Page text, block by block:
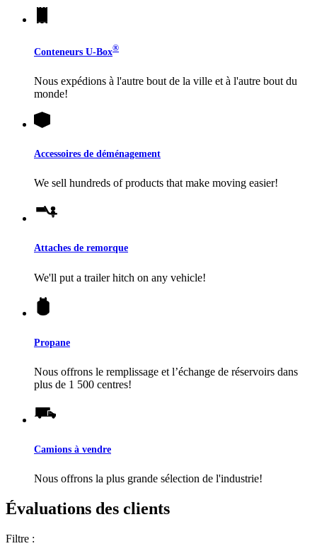
Conteneurs U-Box®
Nous expédions à l'autre bout de la ville et à l'autre bout du
monde!
Accessoires de déménagement
We sell hundreds of products that make moving easier!
Attaches de remorque
We'll put a trailer hitch on any vehicle!
Propane
Nous offrons le remplissage et l’échange de réservoirs dans
plus de 1 500 centres!
Camions à vendre
Nous offrons la plus grande sélection de l'industrie!
Évaluations des clients
Filtre :